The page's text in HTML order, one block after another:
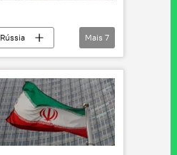
Rússia
Mais 7